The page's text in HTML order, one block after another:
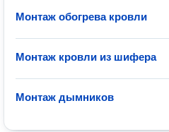
Монтаж обогрева кровли
Монтаж кровли из шифера
Монтаж дымников